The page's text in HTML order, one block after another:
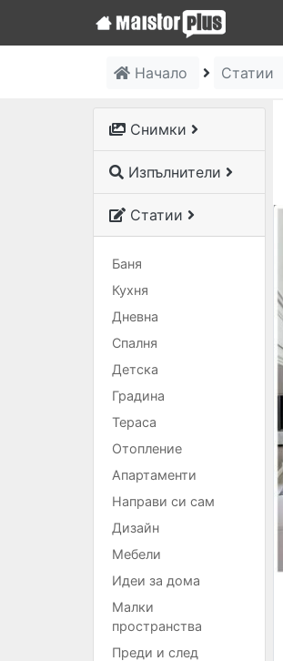
Начало Статии
Снимки
Изпълнители
Статии
Баня
Кухня
Дневна
Спалня
Детска
Градина
Тераса
Отопление
Апартаменти
Направи си сам
Дизайн
Мебели
Идеи за дома
Малки
пространства
Преди и след